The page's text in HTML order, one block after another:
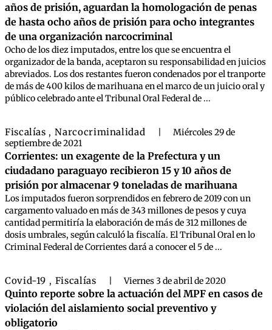
años de prisión, aguardan la homologación de penas
de hasta ocho años de prisión para ocho integrantes
de una organización narcocriminal
Ocho de los diez imputados, entre los que se encuentra el
organizador de la banda, aceptaron su responsabilidad en juicios
abreviados. Los dos restantes fueron condenados por el tranporte
de más de 400 kilos de marihuana en el marco de un juicio oral y
público celebrado ante el Tribunal Oral Federal de ...
Fiscalías , Narcocriminalidad
Miércoles 29 de
septiembre de 2021
Corrientes: un exagente de la Prefectura y un
ciudadano paraguayo recibieron 15 y 10 años de
prisión por almacenar 9 toneladas de marihuana
Los imputados fueron sorprendidos en febrero de 2019 con un
cargamento valuado en más de 343 millones de pesos y cuya
cantidad permitiría la elaboración de más de 312 millones de
dosis umbrales, según calculó la fiscalía. El Tribunal Oral en lo
Criminal Federal de Corrientes dará a conocer el 5 de ...
Covid-19 , Fiscalías Viernes 3 de abril de 2020
Quinto reporte sobre la actuación del MPF en casos de
violación del aislamiento social preventivo y
obligatorio